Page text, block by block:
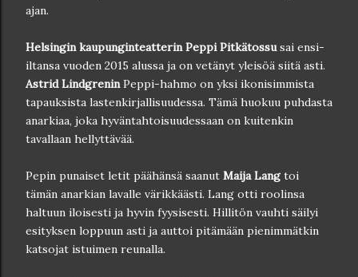
ajan.
Helsingin kaupunginteatterin Peppi Pitkätossusai ensi-
iltansa vuoden 2015 alussa ja on vetänyt yleisöä siitä asti.
Astrid LindgreninPeppi-hahmo on yksi ikonisimmista
tapauksista lastenkirjallisuudessa. Tämä huokuu puhdasta
anarkiaa, joka hyväntahtoisuudessaan on kuitenkin
tavallaan hellyttävää.
Pepin punaiset letit päähänsä saanut Maija Langtoi
tämän anarkian lavalle värikkäästi. Lang otti roolinsa
haltuun iloisesti ja hyvin fyysisesti. Hillitön vauhti säilyi
esityksen loppuun asti ja auttoi pitämään pienimmätkin
katsojat istuimen reunalla.